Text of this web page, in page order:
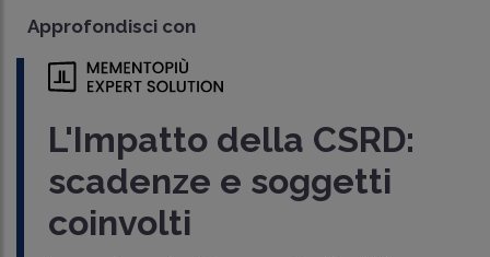
Approfondisci con
L'Impatto della CSRD:
scadenze e soggetti
coinvolti